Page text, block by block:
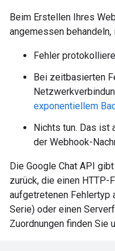
Beim Erstellen Ihres
angemessen behandeln,
Fehler
Bei zeitbasierten
exponentiellem
Nichts tun. Das ist
der Webhook-
Die Google Chat API
zurück, die einen HTTP-
aufgetretenen Fehlertyp
Serie) oder einen
Zuordnungen finden Sie